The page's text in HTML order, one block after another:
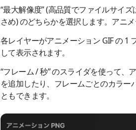
“最大解像度” (高品質でファイルサイ
さめ) のどちらかを選択します。アニ
各レイヤーがアニメーション GIF の 1
して表示されます。
“フレーム / 秒” のスライダを使って、
を追加したり、フレームごとのカラー
ともできます。